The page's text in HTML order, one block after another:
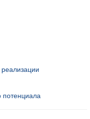
потенциала